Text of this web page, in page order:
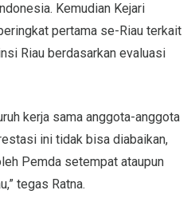
Kemudian Kejari
pertama se-Riau terkait
Riau berdasarkan evaluasi
kerja sama anggota-anggota
ini tidak bisa diabaikan,
Pemda setempat ataupun
tegas Ratna.